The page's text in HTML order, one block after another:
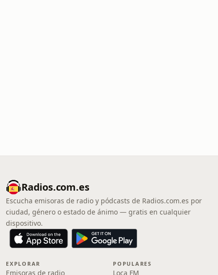
Radios.com.es
Escucha emisoras de radio y pódcasts de Radios.com.es por
ciudad, género o estado de ánimo — gratis en cualquier
dispositivo.
EXPLORAR
Emisoras de radio
POPULARES
Loca FM